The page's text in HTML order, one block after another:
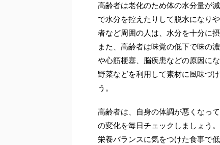
高齢者は老化のため体の水分量が
で水分を控えたりして脱水になり
者など周囲の人は、水分を十分に
また、高齢者は味覚の低下で味の
や心筋梗塞、脳疾患などの原因に
野菜などを利用して素材に風味づ
う。
高齢者は、自身の体調が悪くなっ
の変化を毎日チェックしましょう。
栄養バランスに気をつけた食事で